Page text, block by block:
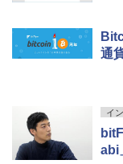
通
イ
abi